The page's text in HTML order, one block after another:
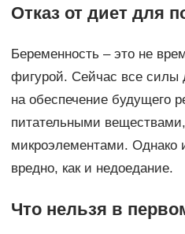
Отказ от диет для
Беременность – это не
фигурой. Сейчас все
на обеспечение будущего
питательными
микроэлементами. Однако
вредно, как и недоедание.
Что нельзя в